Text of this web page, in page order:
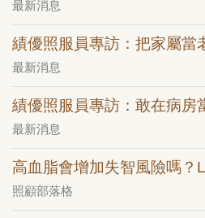
最新消息
績優照服員專訪：把家屬當
最新消息
績優照服員專訪：敢在病房
最新消息
高血脂會增加失智風險嗎
照顧部落格